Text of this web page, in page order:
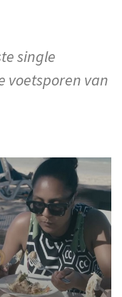
single
voetsporen van